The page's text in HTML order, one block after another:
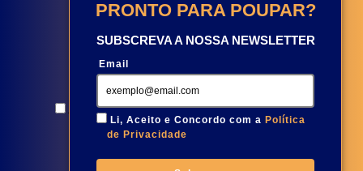
Aceito e concordo com aPolítica de Privacidade
Subscreva
PRONTO PARA POUPAR?
SUBSCREVA A NOSSA NEWSLETTER
Email
Li, Aceito e Concordo com a Política
de Privacidade